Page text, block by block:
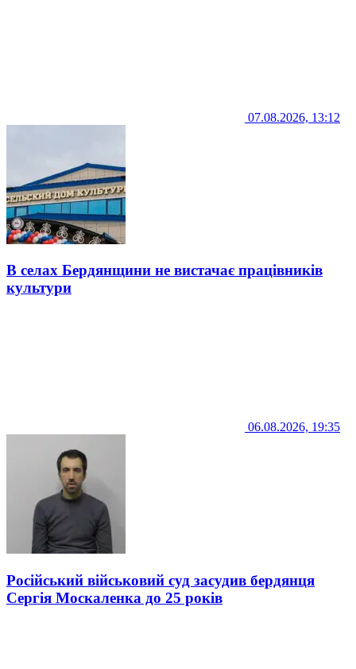
07.08.2026, 13:12
В селах Бердянщини не вистачає працівників
культури
06.08.2026, 19:35
Російський військовий суд засудив бердянця
Сергія Москаленка до 25 років